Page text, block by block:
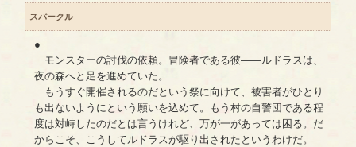
prev
スパークル
●
モンスターの討伐の依頼。冒険者である彼――ルドラスは、
夜の森へと足を進めていた。
もうすぐ開催されるのだという祭に向けて、被害者がひとり
も出ないようにという願いを込めて。もう村の自警団である程
度は対峙したのだとは言うけれど、万が一があっては困る。だ
からこそ、こうしてルドラスが駆り出されたというわけだ。